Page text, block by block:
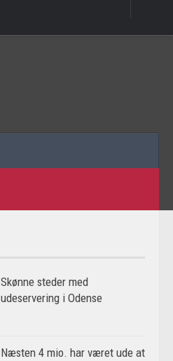
Skønne steder med
udeservering i Odense
Næsten 4 mio. har været ude at